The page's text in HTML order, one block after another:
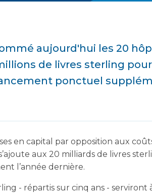
aujourd'hui les 20
de livres sterling
ponctuel
en capital par opposition aux
aux 20 milliards de livres
l’année dernière.
- répartis sur cinq ans -